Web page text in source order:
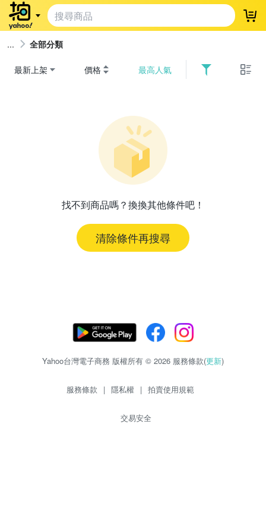
登
全部分類
最新上架 價格 最高人氣
找不到商品嗎？換換其他條件吧！
清除條件再搜尋
Yahoo台灣電子商務 版權所有 © 2026 服務條款(更新)
服務條款 | 隱私權 | 拍賣使用規範
交易安全